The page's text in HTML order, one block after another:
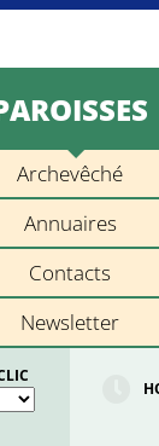
Archevêché
Annuaires
Contacts
Newsletter